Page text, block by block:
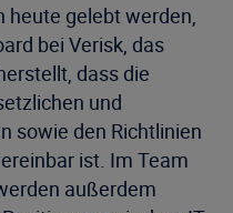
heute gelebt werden,
bei Verisk, das
dass die
und
sowie den Richtlinien
ist. Im Team
außerdem